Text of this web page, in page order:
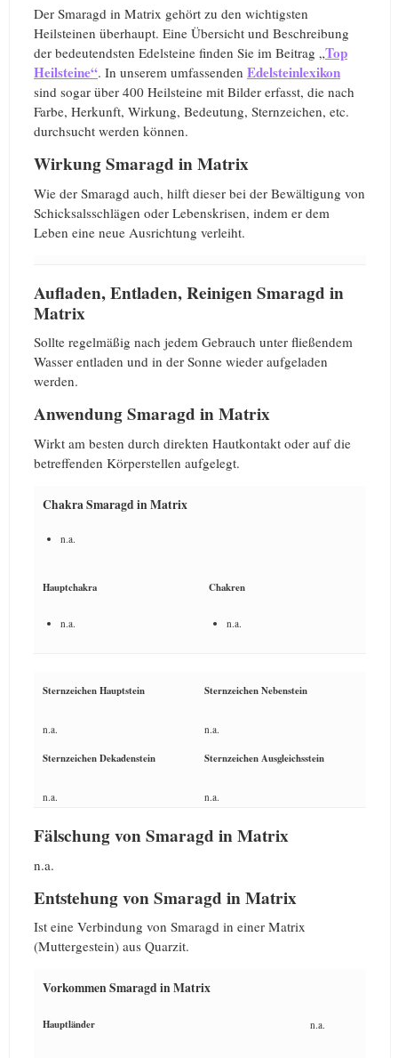
Der Smaragd in Matrix gehört zu den wichtigsten
Heilsteinen überhaupt. Eine Übersicht und Beschreibung
der bedeutendsten Edelsteine finden Sie im Beitrag „Top
Heilsteine“. In unserem umfassenden Edelsteinlexikon
sind sogar über 400 Heilsteine mit Bilder erfasst, die nach
Farbe, Herkunft, Wirkung, Bedeutung, Sternzeichen, etc.
durchsucht werden können.
Wirkung Smaragd in Matrix
Wie der Smaragd auch, hilft dieser bei der Bewältigung von
Schicksalsschlägen oder Lebenskrisen, indem er dem
Leben eine neue Ausrichtung verleiht.
Aufladen, Entladen, Reinigen Smaragd in
Matrix
Sollte regelmäßig nach jedem Gebrauch unter fließendem
Wasser entladen und in der Sonne wieder aufgeladen
werden.
Anwendung Smaragd in Matrix
Wirkt am besten durch direkten Hautkontakt oder auf die
betreffenden Körperstellen aufgelegt.
Chakra Smaragd in Matrix
n.a.
Hauptchakra Chakren
n.a. n.a.
Sternzeichen Hauptstein Sternzeichen Nebenstein
n.a. n.a.
Sternzeichen Dekadenstein Sternzeichen Ausgleichsstein
n.a. n.a.
Fälschung von Smaragd in Matrix
n.a.
Entstehung von Smaragd in Matrix
Ist eine Verbindung von Smaragd in einer Matrix
(Muttergestein) aus Quarzit.
Vorkommen Smaragd in Matrix
Hauptländer n.a.